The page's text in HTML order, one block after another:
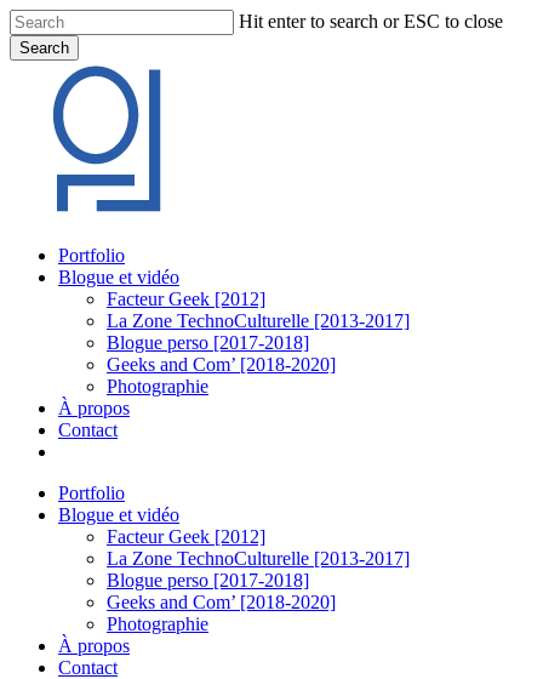
Skip
to
main
content
Hit enter to search or ESC to close
Search
Search
Menu
Portfolio
Blogue et vidéo
Facteur Geek [2012]
La Zone TechnoCulturelle [2013-2017]
Blogue perso [2017-2018]
Geeks and Com’ [2018-2020]
Photographie
À propos
Contact
Portfolio
Blogue et vidéo
Facteur Geek [2012]
La Zone TechnoCulturelle [2013-2017]
Blogue perso [2017-2018]
Geeks and Com’ [2018-2020]
Photographie
À propos
Contact